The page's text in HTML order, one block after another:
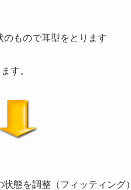
もので耳型をとります
す。
態を調整（フィッティング）